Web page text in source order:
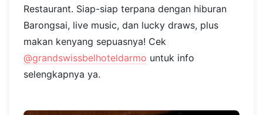
Restaurant. Siap-siap terpana dengan hiburan
Barongsai, live music, dan lucky draws, plus
makan kenyang sepuasnya! Cek
@grandswissbelhoteldarmo untuk info
selengkapnya ya.